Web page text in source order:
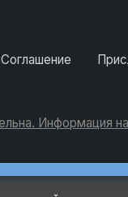
Соглашение